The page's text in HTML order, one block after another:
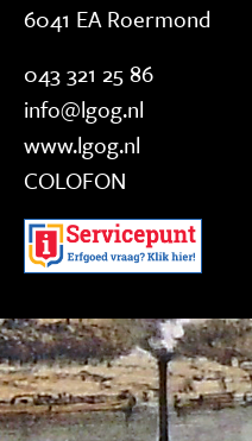
6041 EA Roermond
043 321 25 86
info@lgog.nl
www.lgog.nl
COLOFON